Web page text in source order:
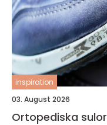
inspiration
03. August 2026
Ortopediska sulor när fötterna behöver mer